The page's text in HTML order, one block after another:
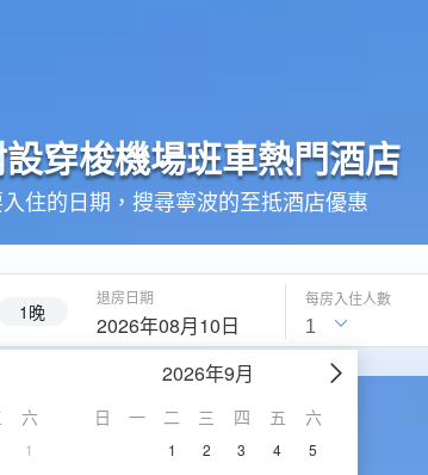
穿梭機場班車熱門酒店
住的日期，搜尋寧波的至抵酒店優惠
1晚
退房日期
2026年08月10日
六
1
2026年9月
日 一 二 三 四 五 六
1 2 3 4
5
每房入住人數